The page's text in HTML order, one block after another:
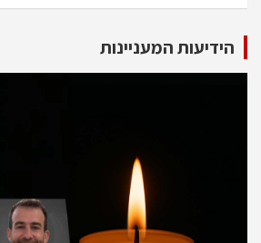
הידיעות המעניינות